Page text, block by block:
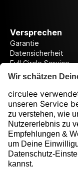
Versprechen
Garantie
Datensicherheit
Full Circle Service
Folge uns auf
Ausgezeichnet